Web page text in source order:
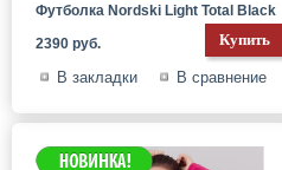
Футболка Nordski Light Total Black
2390 руб.
В закладки В сравнение